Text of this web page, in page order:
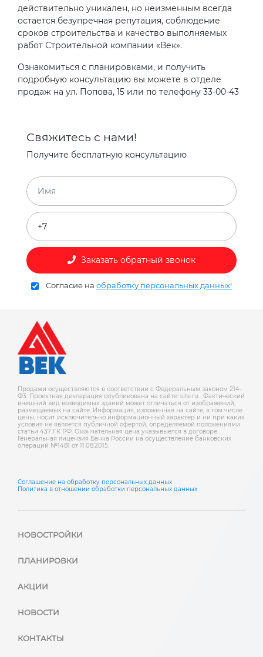
действительно уникален, но неизменным всегда
остается безупречная репутация, соблюдение
сроков строительства и качество выполняемых
работ Строительной компании «Век».
Ознакомиться с планировками, и получить
подробную консультацию вы можете в отделе
продаж на ул. Попова, 15 или по телефону 33-00-43
Свяжитесь с нами!
Получите бесплатную консультацию
Заказать обратный звонок
Согласие на обработку персональных данных!
Продажи осуществляются в соответствии с Федеральным законом 214-
Ф3. Проектная декларация опубликована на сайте: site.ru . Фактический
внешний вид возводимых зданий может отличаться от изображений,
размещаемых на сайте. Информация, изложенная на сайте, в том числе
цены, носит исключительно информационный характер и ни при каких
условия не является публичной офертой, определяемой положениями
статьи 437 ГК РФ. Окончательная цена указывыется в договоре.
Генеральная лицензия Банка России на осуществление банковских
операций №1481 от 11.08.2015.
Соглашение на обработку персональных данных
Политика в отношении обработки персональных данных
НОВОСТРОЙКИ
ПЛАНИРОВКИ
АКЦИИ
НОВОСТИ
КОНТАКТЫ